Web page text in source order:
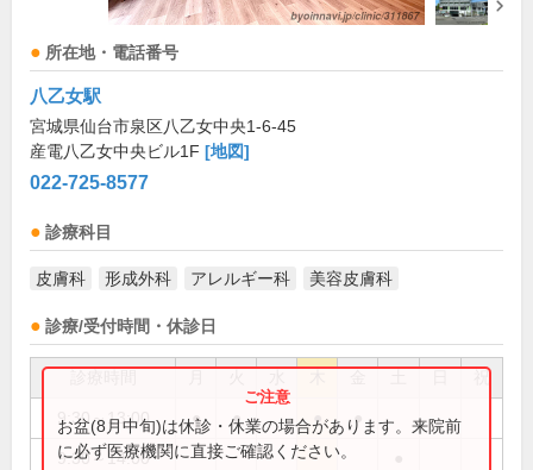
所在地・電話番号
八乙女駅
宮城県仙台市泉区八乙女中央1-6-45
産電八乙女中央ビル1F [地図]
022-725-8577
診療科目
皮膚科 形成外科 アレルギー科 美容皮膚科
診療/受付時間・休診日
祝
9:30～13:00 ● ● ● ●
9:30～14:00
お盆(8月中旬)は休診・休業の場合があります。来院前
に必ず医療機関に直接ご確認ください。